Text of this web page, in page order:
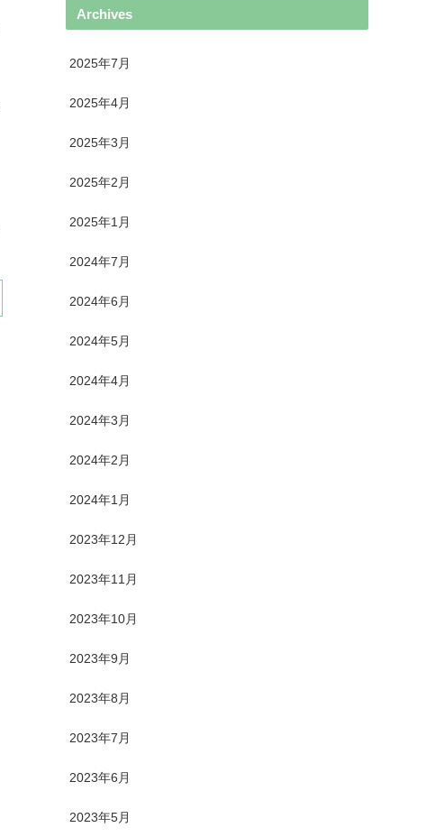
Archives
2025年7月
2025年4月
2025年3月
2025年2月
2025年1月
2024年7月
2024年6月
2024年5月
2024年4月
2024年3月
2024年2月
2024年1月
2023年12月
2023年11月
2023年10月
2023年9月
2023年8月
2023年7月
2023年6月
2023年5月